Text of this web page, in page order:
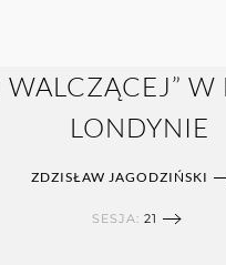
LONDYNIE
ZDZISŁAW JAGODZIŃSKI
SESJA: 21